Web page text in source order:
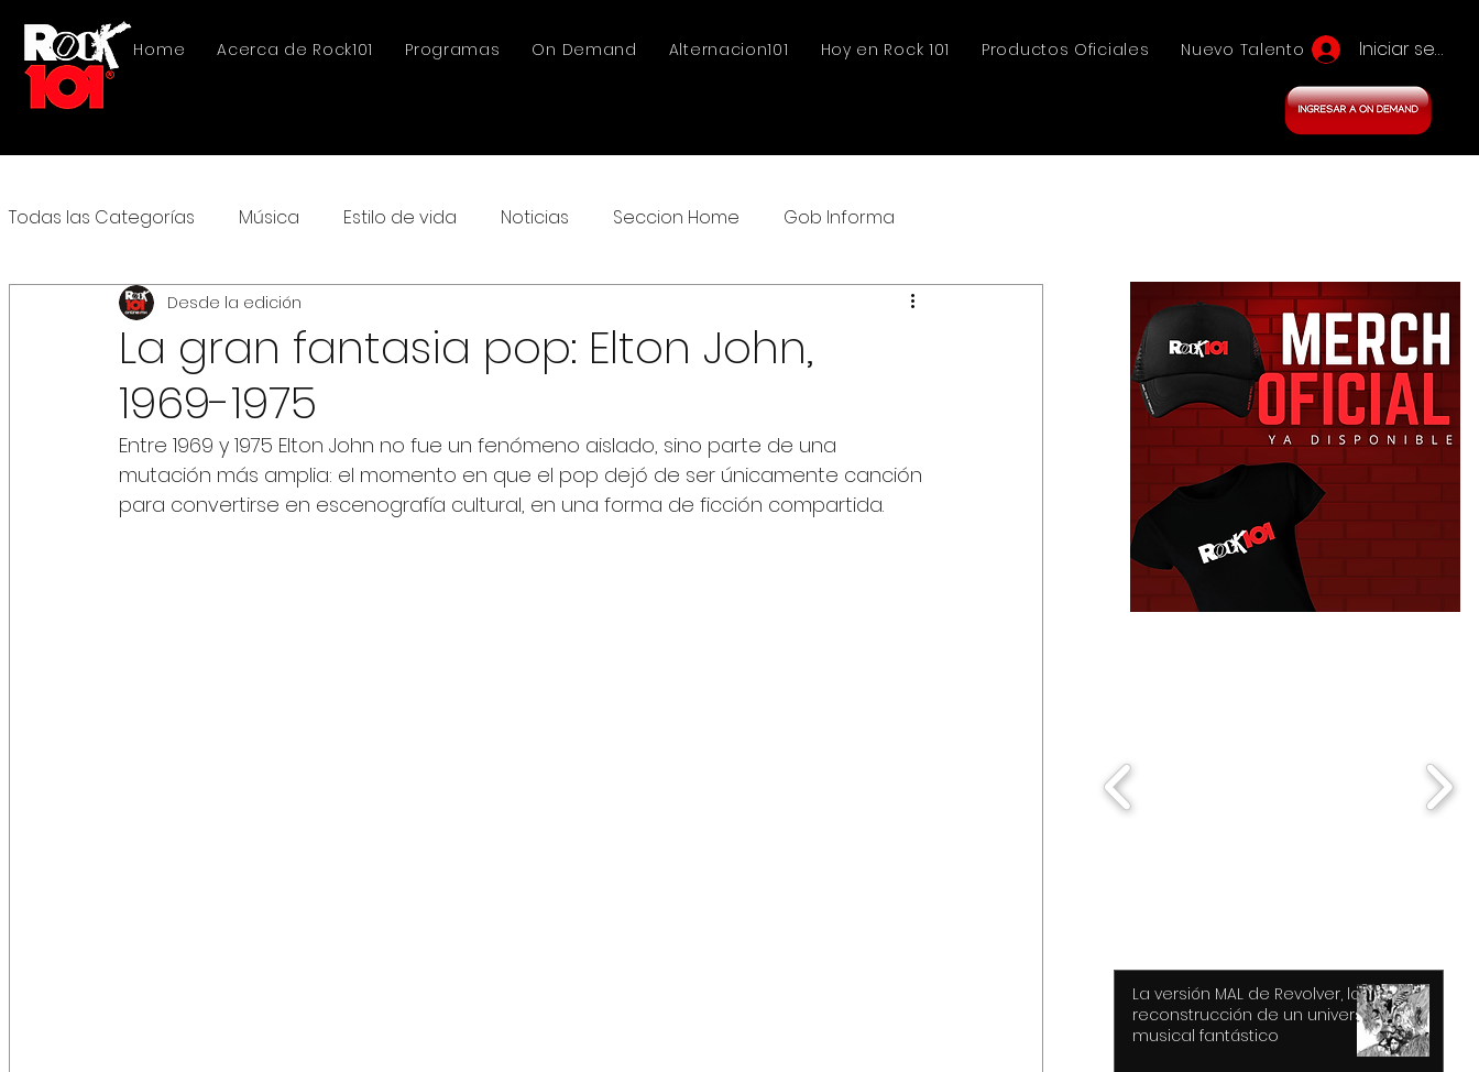
Home Acerca de Rock101 Programas On Demand Alternacion101 Hoy en Rock 101 Productos Oficiales Nuevo Talento Iniciar sesión
Todas las Categorías Música Estilo de vida Noticias Seccion Home Gob Informa
La gran fantasia pop: Elton John,
1969-1975
Desde la edición
Entre 1969 y 1975 Elton John no fue un fenómeno aislado, sino parte de una
mutación más amplia: el momento en que el pop dejó de ser únicamente canción
para convertirse en escenografía cultural, en una forma de ficción compartida.
La versión MAL de Revolver, la
reconstrucción de un universo
musical fantástico